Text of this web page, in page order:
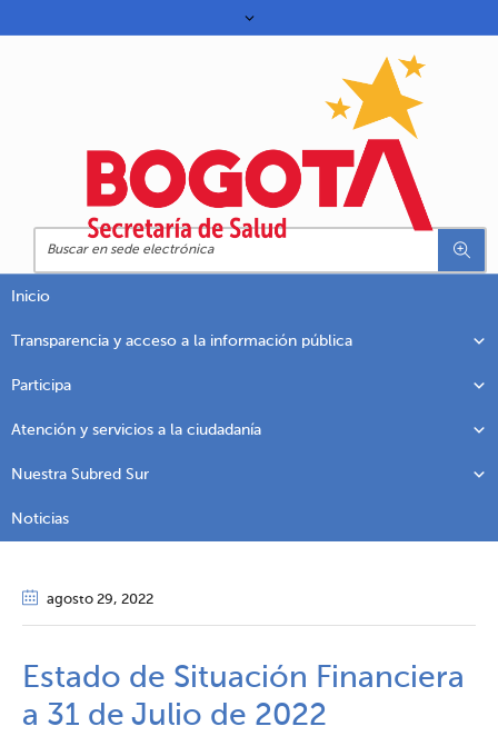
Inicio
Transparencia y acceso a la información pública
Participa
Atención y servicios a la ciudadanía
Nuestra Subred Sur
Noticias
agosto 29, 2022
Estado de Situación Financiera
a 31 de Julio de 2022